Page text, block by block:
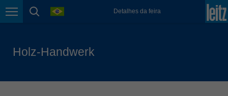
Page navigation
page search
language Detalhes da feira
México
Nederland
Holz-Handwerk